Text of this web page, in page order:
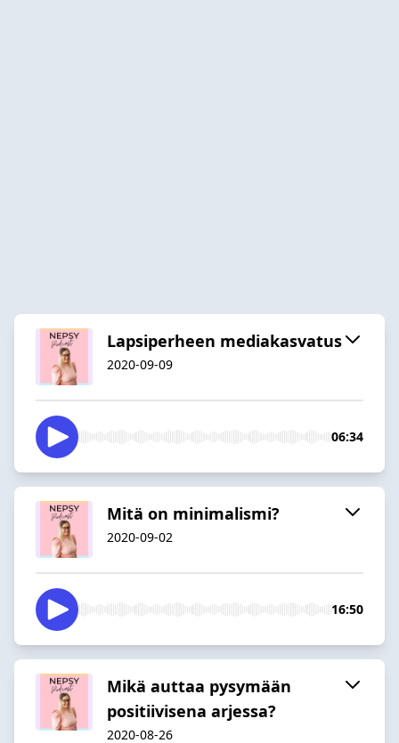
Lapsiperheen mediakasvatus
2020-09-09
06:34
Mitä on minimalismi?
2020-09-02
16:50
Mikä auttaa pysymään
positiivisena arjessa?
2020-08-26